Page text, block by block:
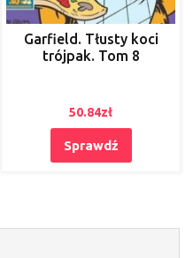
Garfield. Tłusty koci
trójpak. Tom 8
50.84zł
Sprawdź